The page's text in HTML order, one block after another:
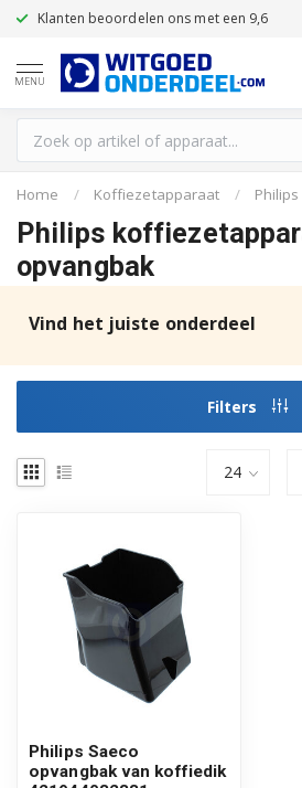
Klanten beoordelen ons met een 9,6
MENU
Home / Koffiezetapparaat / Philips
Philips
opvangbak
Vind het juiste onderdeel
Filters
Philips Saeco
opvangbak van koffiedik